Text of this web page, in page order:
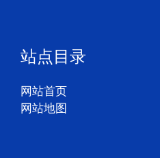
站点目录
网站首页
网站地图